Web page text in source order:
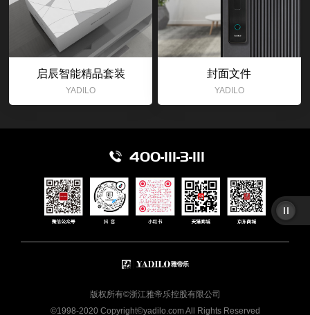
启辰智能精品套装
YADILO
封面文件
YADILO
400-111-3-111
版权所有©浙江雅帝乐控股有限公司
©1998-2020 Copyright©yadilo.com All Rights Reserved